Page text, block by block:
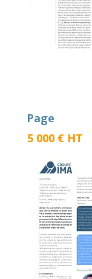
Page
5 000 € HT